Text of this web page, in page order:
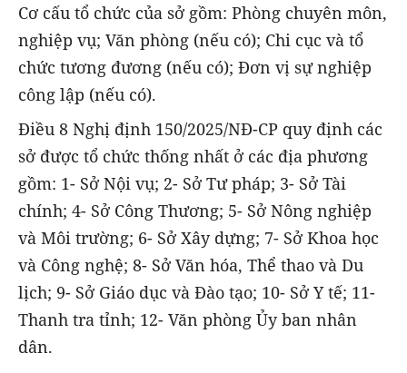
Cơ cấu tổ chức của sở gồm: Phòng chuyên môn,
nghiệp vụ; Văn phòng (nếu có); Chi cục và tổ
chức tương đương (nếu có); Đơn vị sự nghiệp
công lập (nếu có).
Điều 8 Nghị định 150/2025/NĐ-CP quy định các
sở được tổ chức thống nhất ở các địa phương
gồm: 1- Sở Nội vụ; 2- Sở Tư pháp; 3- Sở Tài
chính; 4- Sở Công Thương; 5- Sở Nông nghiệp
và Môi trường; 6- Sở Xây dựng; 7- Sở Khoa học
và Công nghệ; 8- Sở Văn hóa, Thể thao và Du
lịch; 9- Sở Giáo dục và Đào tạo; 10- Sở Y tế; 11-
Thanh tra tỉnh; 12- Văn phòng Ủy ban nhân
dân.